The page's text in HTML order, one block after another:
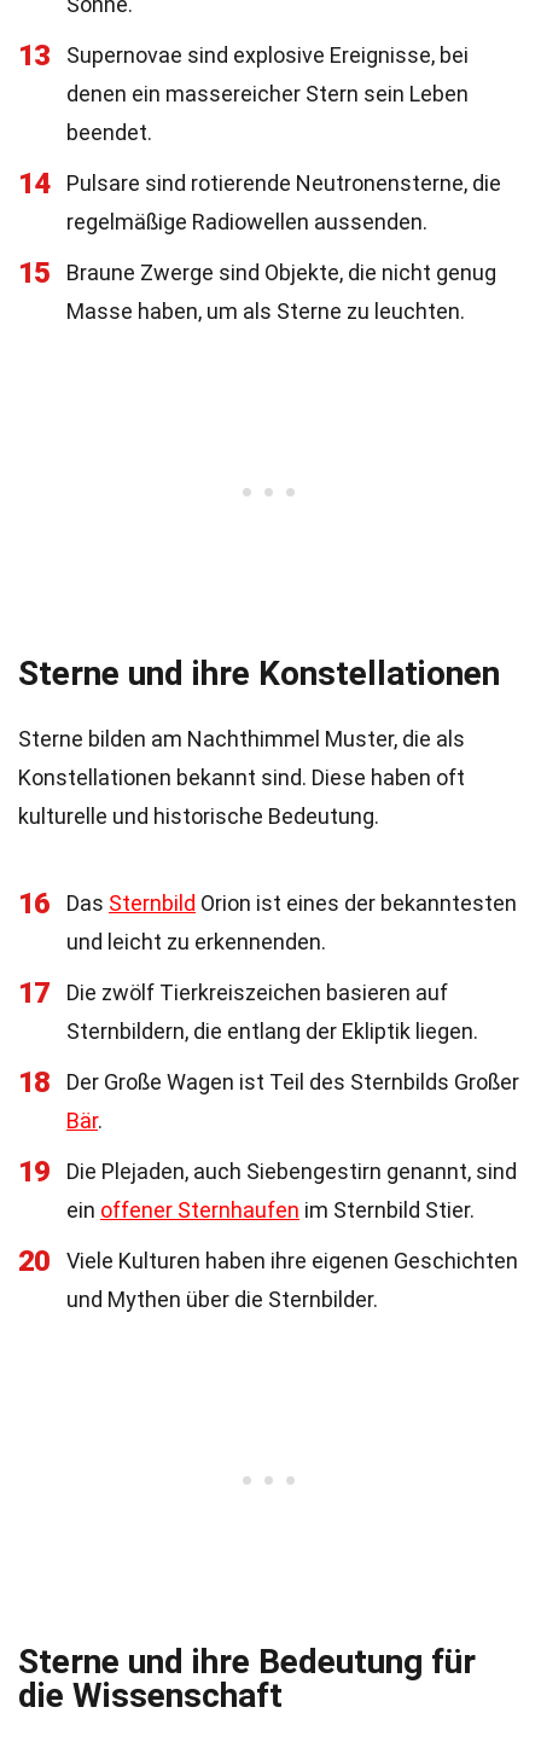
13
Supernovae sind explosive Ereignisse, bei
denen ein massereicher Stern sein Leben
beendet.
14
Pulsare sind rotierende Neutronensterne, die
regelmäßige Radiowellen aussenden.
15
Braune Zwerge sind Objekte, die nicht genug
Masse haben, um als Sterne zu leuchten.
Sterne und ihre Konstellationen
Sterne bilden am Nachthimmel Muster, die als
Konstellationen bekannt sind. Diese haben oft
kulturelle und historische Bedeutung.
16 Das Sternbild Orion ist eines der bekanntesten
und leicht zu erkennenden.
17
Die zwölf Tierkreiszeichen basieren auf
Sternbildern, die entlang der Ekliptik liegen.
18
Der Große Wagen ist Teil des Sternbilds Großer
Bär.
19
Die Plejaden, auch Siebengestirn genannt, sind
ein offener Sternhaufen im Sternbild Stier.
20
Viele Kulturen haben ihre eigenen Geschichten
und Mythen über die Sternbilder.
Sterne und ihre Bedeutung für
die Wissenschaft